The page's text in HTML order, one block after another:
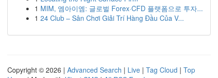
1 MIM, 엠아이엠: 글로벌 Forex·CFD 플랫폼으로 투자...
1 24 Club – Sân Chơi Giải Trí Hàng Đầu Của V...
Copyright © 2026 | Advanced Search | Live | Tag Cloud | Top